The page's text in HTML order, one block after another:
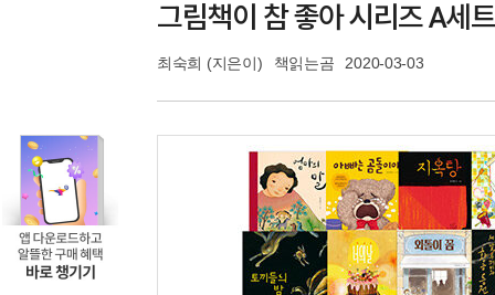
그림책이 참 좋아 시리즈 A세
최숙희 (지은이) 책읽는곰 2020-03-03